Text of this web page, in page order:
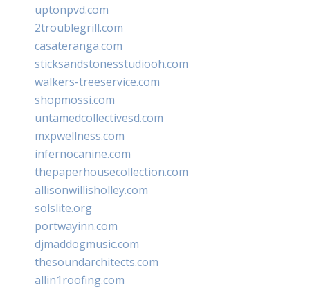
uptonpvd.com
2troublegrill.com
casateranga.com
sticksandstonesstudiooh.com
walkers-treeservice.com
shopmossi.com
untamedcollectivesd.com
mxpwellness.com
infernocanine.com
thepaperhousecollection.com
allisonwillisholley.com
solslite.org
portwayinn.com
djmaddogmusic.com
thesoundarchitects.com
allin1roofing.com